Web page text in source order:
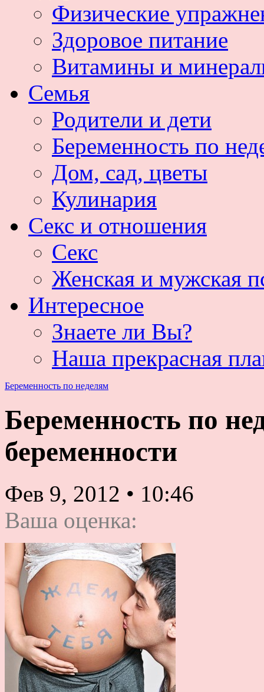
Физические
Здоровое питание
Витамины и
Семья
Родители и дети
Беременность по
Дом, сад, цветы
Кулинария
Секс и отношения
Секс
Женская и мужская
Интересное
Знаете ли Вы?
Наша прекрасная
Беременность по неделям
Беременность по
беременности
Фев 9, 2012 • 10:46
Ваша оценка: